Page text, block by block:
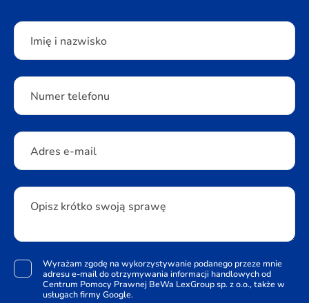
Please leave this field empty.
Imię i nazwisko
Numer telefonu
Adres e-mail
Opisz krótko swoją sprawę
Wyrażam zgodę na wykorzystywanie podanego przeze mnie
adresu e-mail do otrzymywania informacji handlowych od
Centrum Pomocy Prawnej BeWa LexGroup sp. z o.o., także w
usługach firmy Google.